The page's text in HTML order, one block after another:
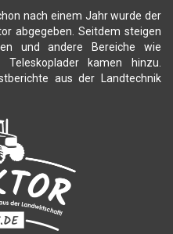
nach einem Jahr wurde der
abgegeben. Seitdem steigen
und andere Bereiche wie
Teleskoplader kamen hinzu.
aus der Landtechnik